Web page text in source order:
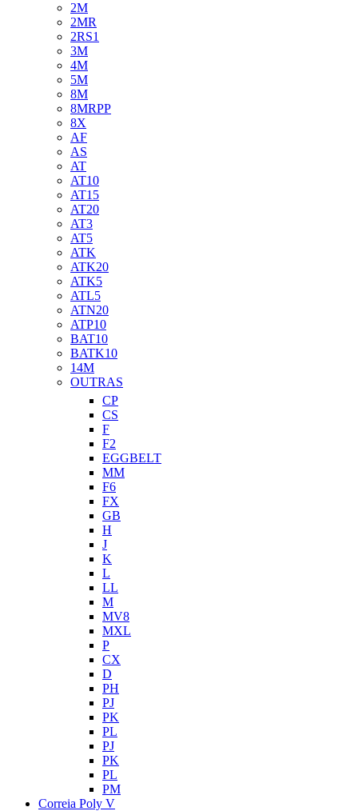
2M
2MR
2RS1
3M
4M
5M
8M
8MRPP
8X
AF
AS
AT
AT10
AT15
AT20
AT3
AT5
ATK
ATK20
ATK5
ATL5
ATN20
ATP10
BAT10
BATK10
14M
OUTRAS
CP
CS
F
F2
EGGBELT
MM
F6
FX
GB
H
J
K
L
LL
M
MV8
MXL
P
CX
D
PH
PJ
PK
PL
PJ
PK
PL
PM
Correia Poly V